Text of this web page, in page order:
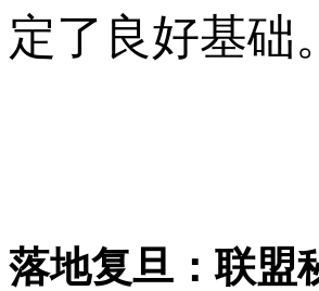
定了良好基础。
落地复旦：联盟